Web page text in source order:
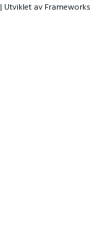
Utviklet av Frameworks